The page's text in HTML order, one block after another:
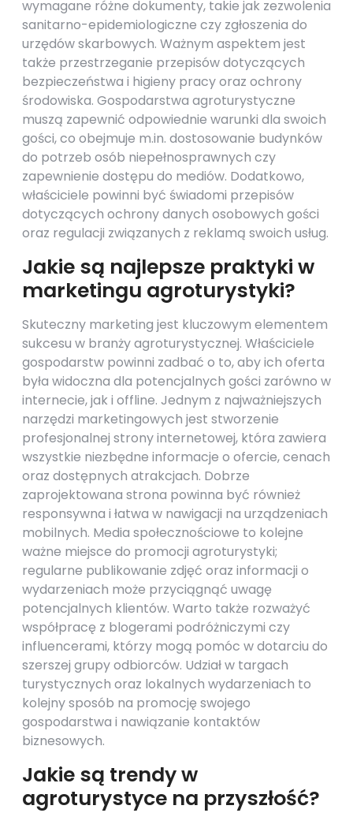
wymagane różne dokumenty, takie jak zezwolenia
sanitarno-epidemiologiczne czy zgłoszenia do
urzędów skarbowych. Ważnym aspektem jest
także przestrzeganie przepisów dotyczących
bezpieczeństwa i higieny pracy oraz ochrony
środowiska. Gospodarstwa agroturystyczne
muszą zapewnić odpowiednie warunki dla swoich
gości, co obejmuje m.in. dostosowanie budynków
do potrzeb osób niepełnosprawnych czy
zapewnienie dostępu do mediów. Dodatkowo,
właściciele powinni być świadomi przepisów
dotyczących ochrony danych osobowych gości
oraz regulacji związanych z reklamą swoich usług.
Jakie są najlepsze praktyki w
marketingu agroturystyki?
Skuteczny marketing jest kluczowym elementem
sukcesu w branży agroturystycznej. Właściciele
gospodarstw powinni zadbać o to, aby ich oferta
była widoczna dla potencjalnych gości zarówno w
internecie, jak i offline. Jednym z najważniejszych
narzędzi marketingowych jest stworzenie
profesjonalnej strony internetowej, która zawiera
wszystkie niezbędne informacje o ofercie, cenach
oraz dostępnych atrakcjach. Dobrze
zaprojektowana strona powinna być również
responsywna i łatwa w nawigacji na urządzeniach
mobilnych. Media społecznościowe to kolejne
ważne miejsce do promocji agroturystyki;
regularne publikowanie zdjęć oraz informacji o
wydarzeniach może przyciągnąć uwagę
potencjalnych klientów. Warto także rozważyć
współpracę z blogerami podróżniczymi czy
influencerami, którzy mogą pomóc w dotarciu do
szerszej grupy odbiorców. Udział w targach
turystycznych oraz lokalnych wydarzeniach to
kolejny sposób na promocję swojego
gospodarstwa i nawiązanie kontaktów
biznesowych.
Jakie są trendy w
agroturystyce na przyszłość?